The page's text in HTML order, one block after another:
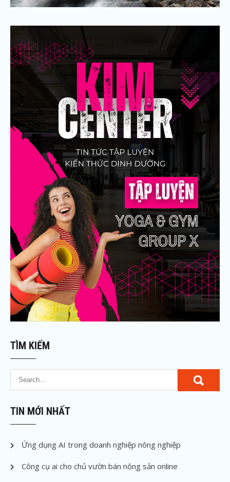
TÌM KIẾM
TIN MỚI NHẤT
Ứng dụng AI trong doanh nghiệp nông nghiệp
Công cụ ai cho chủ vườn bán nông sản online